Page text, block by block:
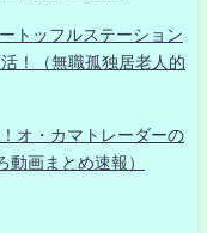
トッフルステーション
！（無職孤独居老人的
オ・カマトレーダーの
画まとめ速報）